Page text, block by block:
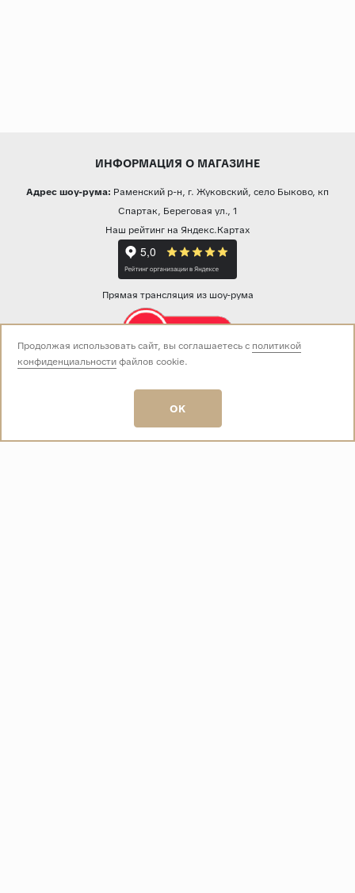
ИНФОРМАЦИЯ О МАГАЗИНЕ
Адрес шоу-рума: Раменский р-н, г. Жуковский, село Быково, кп
Спартак, Береговая ул., 1
Наш рейтинг на Яндекс.Картах
Прямая трансляция из шоу-рума
Звоните нам:
пн-вс 10:00 - 19:00
E-mail:
info@baza-plitki.ru
Продолжая использовать сайт, вы соглашаетесь с политикой
конфиденциальностифайлов cookie.
OK